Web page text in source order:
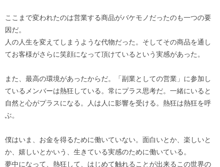
ここまで変われたのは営業する商品がバケモノだったのも一つの要
因だ。
人の人生を変えてしまうような代物だった。そしてその商品を通し
てお客様がさらに笑顔になって頂けているという実感があった。
また、最高の環境があったからだ。「副業としての営業」に参加し
ているメンバーは熱狂している。常にプラス思考だ。一緒にいると
自然と心がプラスになる。人は人に影響を受ける。熱狂は熱狂を呼
ぶ。
僕はいま、お金を得るために働いていない。面白いとか、楽しいと
か、嬉しいとかいう、生きている実感のために働いている。
夢中になって、熱狂して、はじめて触れることが出来るこの世界の